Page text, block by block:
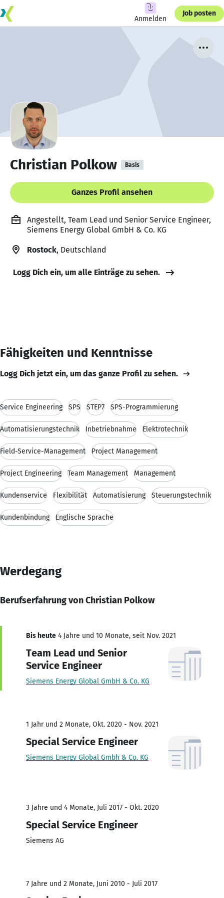
Anmelden
Job posten
Christian Polkow Basis
Ganzes Profil ansehen
Angestellt, Team Lead und Senior Service Engineer,
Siemens Energy Global GmbH & Co. KG
Rostock, Deutschland
Logg Dich ein, um alle Einträge zu sehen.
Fähigkeiten und Kenntnisse
Logg Dich jetzt ein, um das ganze Profil zu sehen.
Service Engineering SPS STEP7 SPS-Programmierung
Automatisierungstechnik Inbetriebnahme Elektrotechnik
Field-Service-Management Project Management
Project Engineering Team Management Management
Kundenservice Flexibilität Automatisierung Steuerungstechnik
Kundenbindung Englische Sprache
Werdegang
Berufserfahrung von Christian Polkow
Bis heute 4 Jahre und 10 Monate, seit Nov. 2021
Team Lead und Senior
Service Engineer
Siemens Energy Global GmbH & Co. KG
1 Jahr und 2 Monate, Okt. 2020 - Nov. 2021
Special Service Engineer
Siemens Energy Global Gmbh & Co. KG
3 Jahre und 4 Monate, Juli 2017 - Okt. 2020
Special Service Engineer
Siemens AG
7 Jahre und 2 Monate, Juni 2010 - Juli 2017